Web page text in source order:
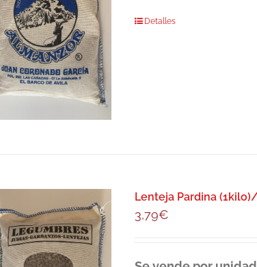
Detalles
Lenteja Pardina
3,79€